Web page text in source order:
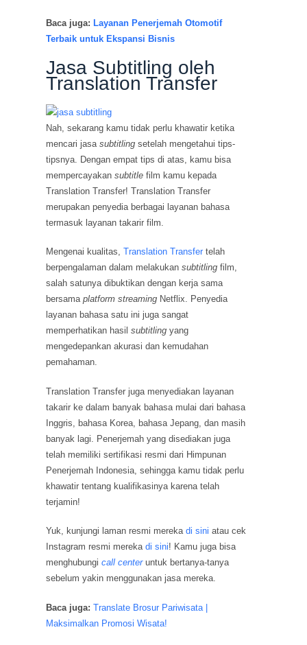
Baca juga: Layanan Penerjemah Otomotif
Terbaik untuk Ekspansi Bisnis
Jasa Subtitling oleh
Translation Transfer
Nah, sekarang kamu tidak perlu khawatir ketika
mencari jasasubtitlingsetelah mengetahui tips-
tipsnya. Dengan empat tips di atas, kamu bisa
mempercayakansubtitlefilm kamu kepada
Translation Transfer! Translation Transfer
merupakan penyedia berbagai layanan bahasa
termasuk layanan takarir film.
Mengenai kualitas,Translation Transfer telah
berpengalaman dalam melakukansubtitling film,
salah satunya dibuktikan dengan kerja sama
bersamaplatform streaming Netflix. Penyedia
layanan bahasa satu ini juga sangat
memperhatikan hasilsubtitlingyang
mengedepankan akurasi dan kemudahan
pemahaman.
Translation Transfer juga menyediakan layanan
takarir ke dalam banyak bahasa mulai dari bahasa
Inggris, bahasa Korea, bahasa Jepang, dan masih
banyak lagi. Penerjemah yang disediakan juga
telah memiliki sertifikasi resmi dari Himpunan
Penerjemah Indonesia, sehingga kamu tidak perlu
khawatir tentang kualifikasinya karena telah
terjamin!
Yuk, kunjungi laman resmi merekadi sini atau cek
Instagram resmi merekadi sini! Kamu juga bisa
menghubungicall center untuk bertanya-tanya
sebelum yakin menggunakan jasa mereka.
Baca juga:Translate Brosur Pariwisata |
Maksimalkan Promosi Wisata!